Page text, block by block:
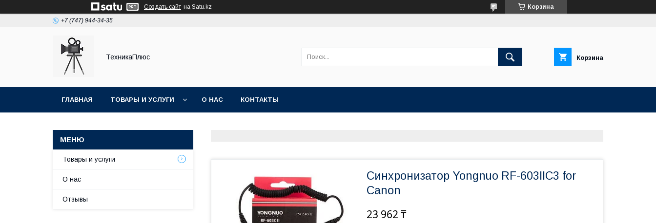
Создать сайт на Satu.kz Корзина
+7 (747) 944-34-35
ТехникаПлюс Корзина
ГЛАВНАЯ ТОВАРЫ И УСЛУГИ О НАС КОНТАКТЫ
Синхронизатор Yongnuo RF-603IIC3 for
Canon
23 962 ₸
Товары и услуги
О нас
Отзывы